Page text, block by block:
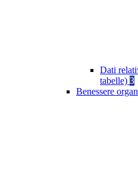
Dati
tabelle) 3
Benessere